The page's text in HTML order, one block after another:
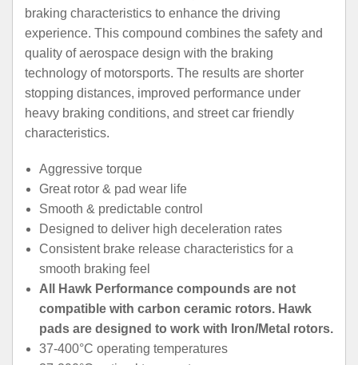
braking characteristics to enhance the driving
experience. This compound combines the safety and
quality of aerospace design with the braking
technology of motorsports. The results are shorter
stopping distances, improved performance under
heavy braking conditions, and street car friendly
characteristics.
Aggressive torque
Great rotor & pad wear life
Smooth & predictable control
Designed to deliver high deceleration rates
Consistent brake release characteristics for a
smooth braking feel
All Hawk Performance compounds are not
compatible with carbon ceramic rotors. Hawk
pads are designed to work with Iron/Metal rotors.
37-400°C operating temperatures